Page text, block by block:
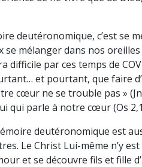
deutéronomique, c’est se
se mélanger dans nos
difficile par ces temps de
et pourtant, que faire
cœur ne se trouble pas »
qui parle à notre cœur (Os
deutéronomique est
Le Christ Lui-même n’y
et se découvre fils et fille